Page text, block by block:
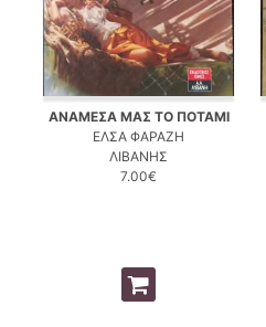
ΑΝΑΜΕΣΑ ΜΑΣ ΤΟ ΠΟΤΑΜΙ
ΕΛΣΑ ΦΑΡΑΖΗ
ΛΙΒΑΝΗΣ
7.00€